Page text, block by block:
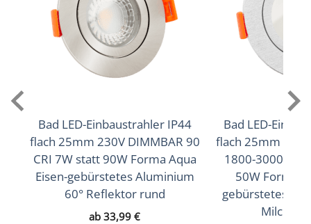
Lichtstrom (Lumen)
660lm(2700K (Warmweiß)) 705lm
(Warmweiß))
745lm(4000K (Neutralweiß))
Lichtfarbtemperatur (K)
2700K (Warmweiß), 3000K (Warmweiß), 4000K
(Neutralweiß)
Farbwiedergabe (CRI / Ra)
Bad LED-Einbaustrahler IP44
flach 25mm 230V DIMMBAR 90
CRI 7W statt 90W Forma Aqua
Eisen-gebürstetes Aluminium
60° Reflektor rund
ab 33,99 €
Bad LED-
flach 25mm
1800-3000K 95
50W Forma
gebürstetes